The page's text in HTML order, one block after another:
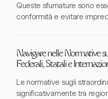
Queste sfumature sono
conformità e evitare
Navigare nelle Normative
Federali, Statali e
Le normative sugli
significativamente tra